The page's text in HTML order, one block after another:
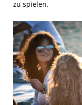
zu spielen.